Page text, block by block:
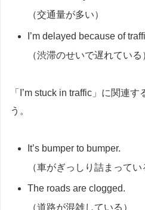
（交通量が多い）
I’m delayed because of
（渋滞のせいで遅れている
「I’m stuck in traffic」に関連
う。
It’s bumper to bumper.
（車がぎっしり詰まってい
The roads are clogged.
（道路が混雑している）